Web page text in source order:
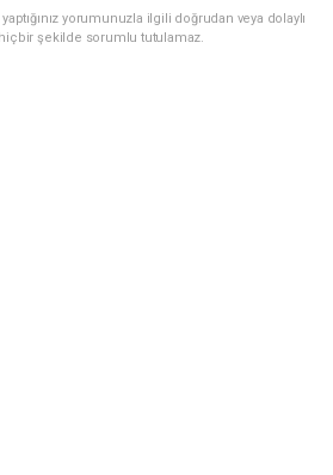
yorumunuzla ilgili doğrudan veya dolaylı
şekilde sorumlu tutulamaz.